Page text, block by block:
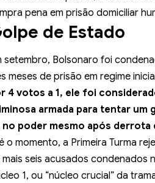
pena em prisão domiciliar
de Estado
setembro, Bolsonaro foi
meses de prisão em regime
4 votos a 1, ele foi
armada para tentar um
no poder mesmo após derrota
o momento, a Primeira Turma
mais seis acusados condenados
1, ou “núcleo crucial” da